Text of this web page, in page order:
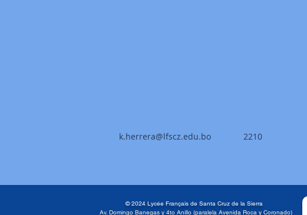
k.herrera@lfscz.edu.bo 2210
© 2024 Lycée Français de Santa Cruz de la Sierra
Av. Domingo Banegas y 4to Anillo (paralela Avenida Roca y Coronado)